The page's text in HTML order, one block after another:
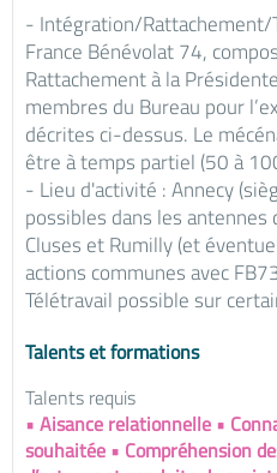
- Intégration/Rattachement/
France Bénévolat 74,
Rattachement à la
membres du Bureau pour
décrites ci-dessus. Le
être à temps partiel (50 à
- Lieu d'activité : Annecy
possibles dans les antennes
Cluses et Rumilly (et
actions communes avec
Télétravail possible sur
Talents et formations
Talents requis
• Aisance relationnelle •
souhaitée • Compréhension